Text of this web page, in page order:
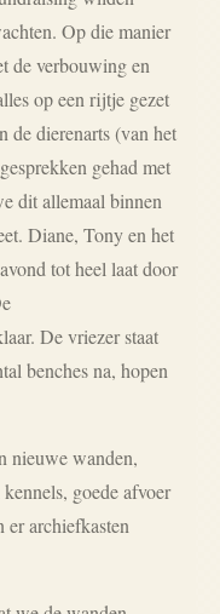
Op die manier
de verbouwing en
op een rijtje gezet
de dierenarts (van het
gehad met
dit allemaal binnen
Diane, Tony en het
tot heel laat door
De vriezer staat
benches na, hopen
nieuwe wanden,
goede afvoer
er archiefkasten